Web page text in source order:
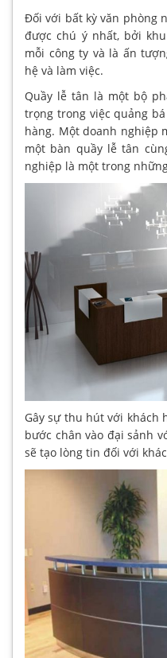
Đối với bất kỳ văn phòng
được chú ý nhất, bởi
mỗi công ty và là ấn
hệ và làm việc.
Quầy lễ tân là một bộ
trọng trong việc quảng
hàng. Một doanh nghiệp
một bàn quầy lễ tân
nghiệp là một trong
Gây sự thu hút với khách
bước chân vào đại sảnh
sẽ tạo lòng tin đối với